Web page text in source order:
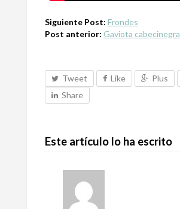
Siguiente Post: Frondes
Post anterior: Gaviota cabecinegra
Tweet Like Plus
Share
Este artículo lo ha escrito